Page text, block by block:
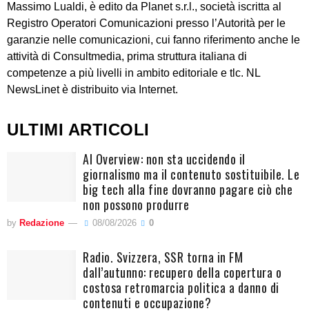
Massimo Lualdi, è edito da Planet s.r.l., società iscritta al
Registro Operatori Comunicazioni presso l’Autorità per le
garanzie nelle comunicazioni, cui fanno riferimento anche le
attività di Consultmedia, prima struttura italiana di
competenze a più livelli in ambito editoriale e tlc. NL
NewsLinet è distribuito via Internet.
ULTIMI ARTICOLI
AI Overview: non sta uccidendo il
giornalismo ma il contenuto sostituibile. Le
big tech alla fine dovranno pagare ciò che
non possono produrre
by Redazione 08/08/2026 0
Radio. Svizzera, SSR torna in FM
dall’autunno: recupero della copertura o
costosa retromarcia politica a danno di
contenuti e occupazione?